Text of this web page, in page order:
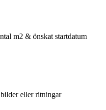
m2 & önskat startdatum
eller ritningar